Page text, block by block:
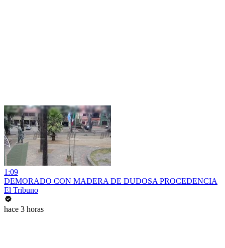
1:09
DEMORADO CON MADERA DE DUDOSA PROCEDENCIA
El Tribuno
hace 3 horas